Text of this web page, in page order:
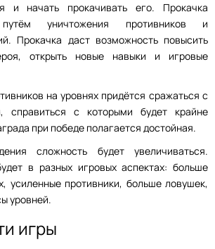
и начать прокачивать его. Прокачка
путём уничтожения противников и
Прокачка даст возможность повысить
открыть новые навыки и игровые
на уровнях придётся сражаться с
справиться с которыми будет крайне
при победе полагается достойная.
сложность будет увеличиваться.
в разных игровых аспектах: больше
усиленные противники, больше ловушек,
уровней.
игры